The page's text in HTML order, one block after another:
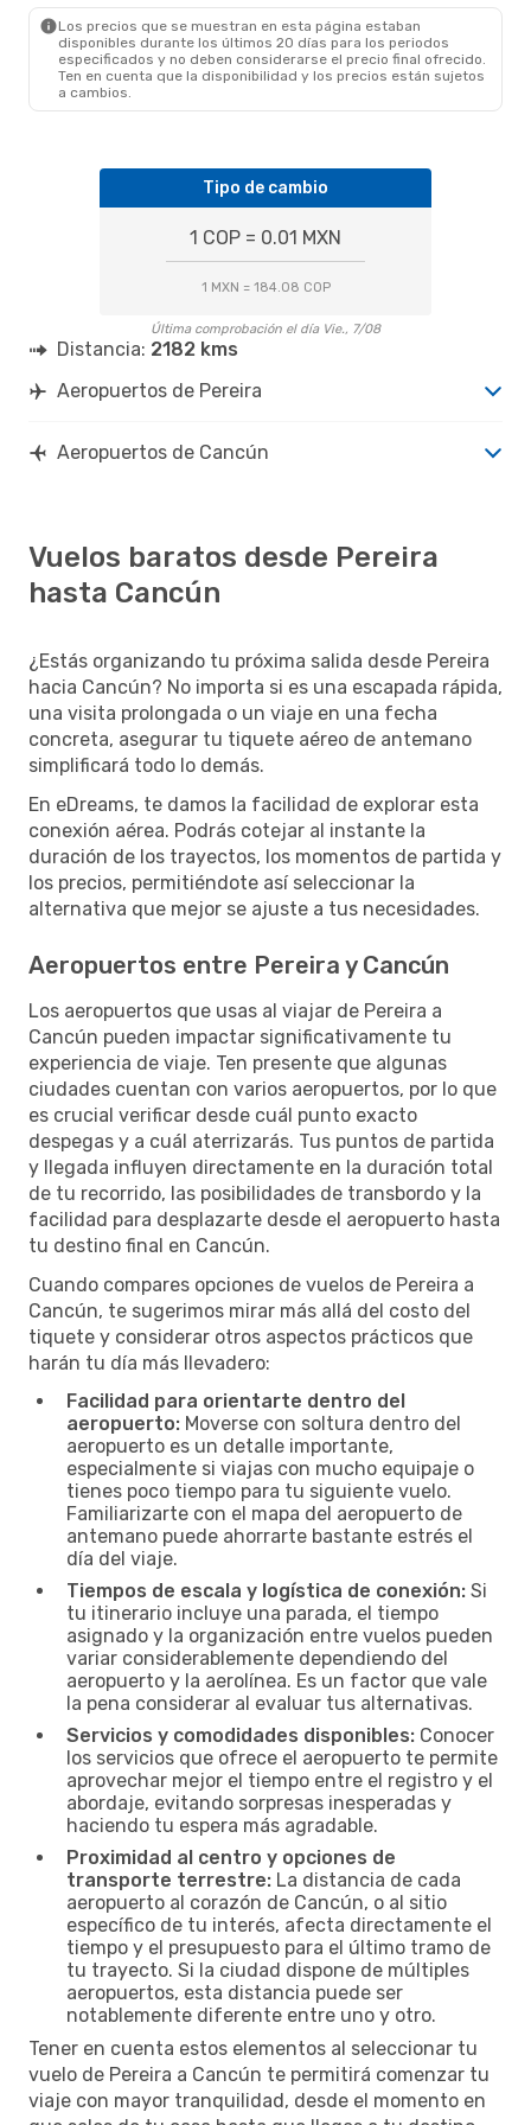
Los precios que se muestran en esta página estaban
disponibles durante los últimos 20 días para los periodos
especificados y no deben considerarse el precio final ofrecido.
Ten en cuenta que la disponibilidad y los precios están sujetos
a cambios.
Tipo de cambio
1 COP = 0.01 MXN
1 MXN = 184.08 COP
Última comprobación el día Vie., 7/08
Distancia: 2182 kms
Aeropuertos de Pereira
Aeropuertos de Cancún
Vuelos baratos desde Pereira
hasta Cancún
¿Estás organizando tu próxima salida desde Pereira
hacia Cancún? No importa si es una escapada rápida,
una visita prolongada o un viaje en una fecha
concreta, asegurar tu tiquete aéreo de antemano
simplificará todo lo demás.
En eDreams, te damos la facilidad de explorar esta
conexión aérea. Podrás cotejar al instante la
duración de los trayectos, los momentos de partida y
los precios, permitiéndote así seleccionar la
alternativa que mejor se ajuste a tus necesidades.
Aeropuertos entre Pereira y Cancún
Los aeropuertos que usas al viajar de Pereira a
Cancún pueden impactar significativamente tu
experiencia de viaje. Ten presente que algunas
ciudades cuentan con varios aeropuertos, por lo que
es crucial verificar desde cuál punto exacto
despegas y a cuál aterrizarás. Tus puntos de partida
y llegada influyen directamente en la duración total
de tu recorrido, las posibilidades de transbordo y la
facilidad para desplazarte desde el aeropuerto hasta
tu destino final en Cancún.
Cuando compares opciones de vuelos de Pereira a
Cancún, te sugerimos mirar más allá del costo del
tiquete y considerar otros aspectos prácticos que
harán tu día más llevadero:
Facilidad para orientarte dentro del
aeropuerto: Moverse con soltura dentro del
aeropuerto es un detalle importante,
especialmente si viajas con mucho equipaje o
tienes poco tiempo para tu siguiente vuelo.
Familiarizarte con el mapa del aeropuerto de
antemano puede ahorrarte bastante estrés el
día del viaje.
Tiempos de escala y logística de conexión: Si
tu itinerario incluye una parada, el tiempo
asignado y la organización entre vuelos pueden
variar considerablemente dependiendo del
aeropuerto y la aerolínea. Es un factor que vale
la pena considerar al evaluar tus alternativas.
Servicios y comodidades disponibles: Conocer
los servicios que ofrece el aeropuerto te permite
aprovechar mejor el tiempo entre el registro y el
abordaje, evitando sorpresas inesperadas y
haciendo tu espera más agradable.
Proximidad al centro y opciones de
transporte terrestre: La distancia de cada
aeropuerto al corazón de Cancún, o al sitio
específico de tu interés, afecta directamente el
tiempo y el presupuesto para el último tramo de
tu trayecto. Si la ciudad dispone de múltiples
aeropuertos, esta distancia puede ser
notablemente diferente entre uno y otro.
Tener en cuenta estos elementos al seleccionar tu
vuelo de Pereira a Cancún te permitirá comenzar tu
viaje con mayor tranquilidad, desde el momento en